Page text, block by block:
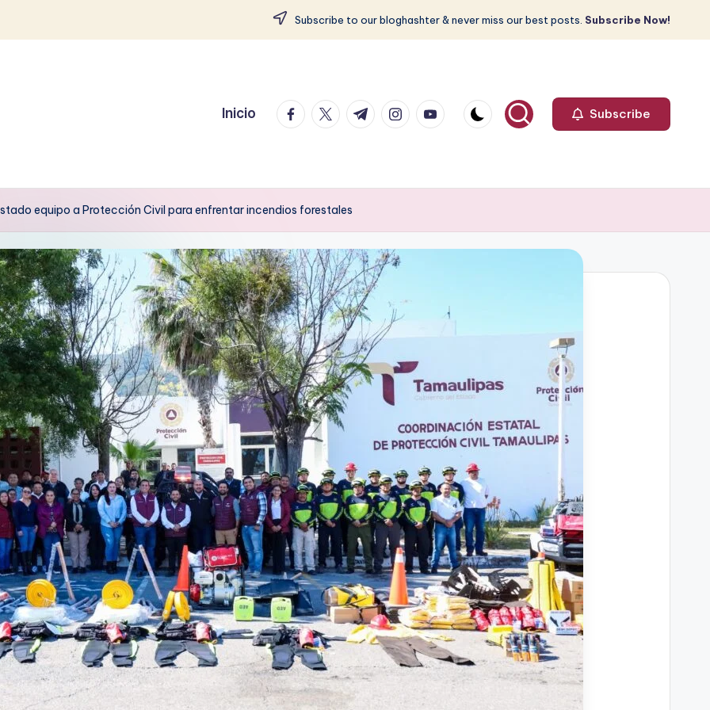
Subscribe to our bloghashter & never miss our best posts. Subscribe Now!
Inicio facebook.com
twitter.com
t.me instagram.com
youtube.com Subscribe
equipo a Protección Civil para enfrentar incendios forestales